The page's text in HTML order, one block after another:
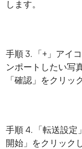
します。
手順 3. 「+」アイ
ンポートしたい写
「確認」をクリッ
手順 4. 「転送設定
開始」をクリック